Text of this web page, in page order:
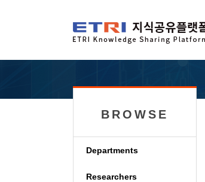
BROWSE
Departments
Researchers